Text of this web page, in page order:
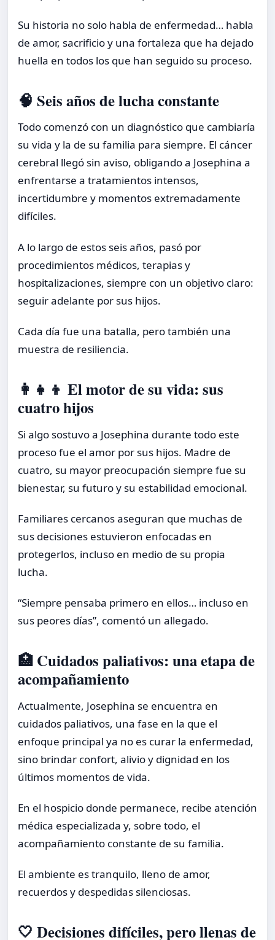
Su historia no solo habla de enfermedad… habla
de amor, sacrificio y una fortaleza que ha dejado
huella en todos los que han seguido su proceso.
🧠 Seis años de lucha constante
Todo comenzó con un diagnóstico que cambiaría
su vida y la de su familia para siempre. El cáncer
cerebral llegó sin aviso, obligando a Josephina a
enfrentarse a tratamientos intensos,
incertidumbre y momentos extremadamente
difíciles.
A lo largo de estos seis años, pasó por
procedimientos médicos, terapias y
hospitalizaciones, siempre con un objetivo claro:
seguir adelante por sus hijos.
Cada día fue una batalla, pero también una
muestra de resiliencia.
👩‍👧‍👦 El motor de su vida: sus
cuatro hijos
Si algo sostuvo a Josephina durante todo este
proceso fue el amor por sus hijos. Madre de
cuatro, su mayor preocupación siempre fue su
bienestar, su futuro y su estabilidad emocional.
Familiares cercanos aseguran que muchas de
sus decisiones estuvieron enfocadas en
protegerlos, incluso en medio de su propia
lucha.
“Siempre pensaba primero en ellos… incluso en
sus peores días”, comentó un allegado.
🏥 Cuidados paliativos: una etapa de
acompañamiento
Actualmente, Josephina se encuentra en
cuidados paliativos, una fase en la que el
enfoque principal ya no es curar la enfermedad,
sino brindar confort, alivio y dignidad en los
últimos momentos de vida.
En el hospicio donde permanece, recibe atención
médica especializada y, sobre todo, el
acompañamiento constante de su familia.
El ambiente es tranquilo, lleno de amor,
recuerdos y despedidas silenciosas.
🤍 Decisiones difíciles, pero llenas de